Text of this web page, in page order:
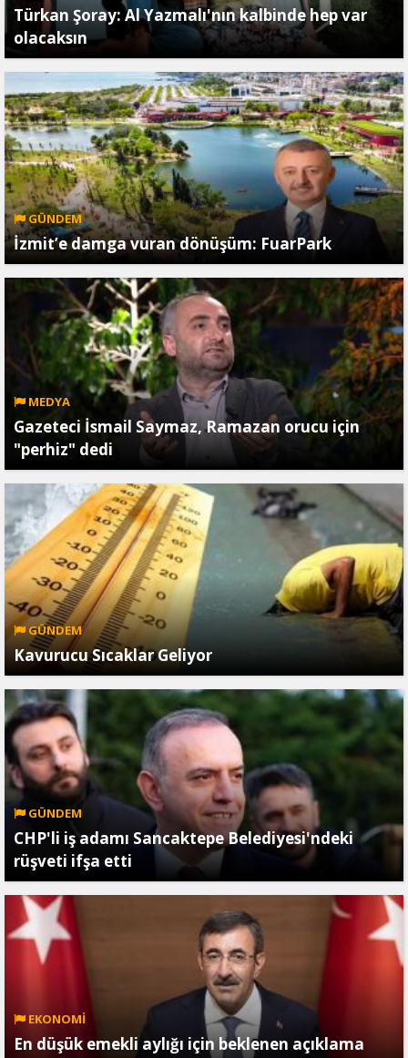
Türkan Şoray: Al Yazmalı'nın kalbinde hep var
olacaksın
GÜNDEM
İzmit’e damga vuran dönüşüm: FuarPark
MEDYA
Gazeteci İsmail Saymaz, Ramazan orucu için
"perhiz" dedi
GÜNDEM
Kavurucu Sıcaklar Geliyor
GÜNDEM
CHP'li iş adamı Sancaktepe Belediyesi'ndeki
rüşveti ifşa etti
EKONOMİ
En düşük emekli aylığı için beklenen açıklama